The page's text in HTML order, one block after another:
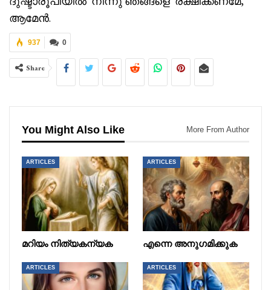
ആമേൻ.
0
937
Share
You Might Also Like More From Author
ARTICLES
മറിയം നിത്യകന്യക
ARTICLES
എന്നെ അനുഗമിക്കുക
ARTICLES ARTICLES